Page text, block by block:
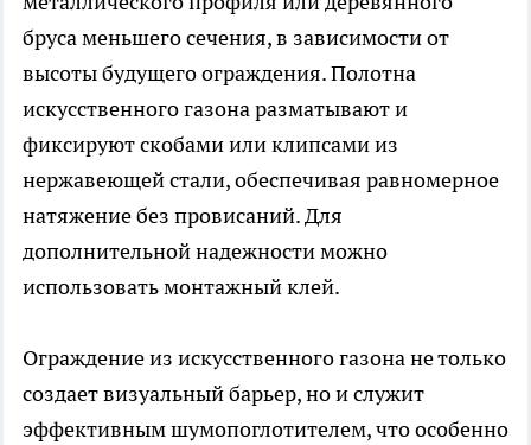
бруса меньшего сечения, в зависимости от
высоты будущего ограждения. Полотна
искусственного газона разматывают и
фиксируют скобами или клипсами из
нержавеющей стали, обеспечивая равномерное
натяжение без провисаний. Для
дополнительной надежности можно
использовать монтажный клей.
Ограждение из искусственного газона не только
создает визуальный барьер, но и служит
эффективным шумопоглотителем, что особенно